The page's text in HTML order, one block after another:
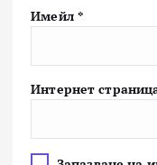
Имейл *
Интернет